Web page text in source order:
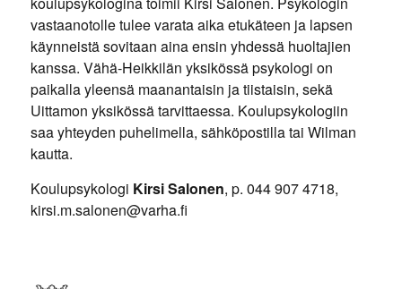
vastaanotolle tulee varata aika etukäteen ja lapsen
käynneistä sovitaan aina ensin yhdessä huoltajien
kanssa. Vähä-Heikkilän yksikössä psykologi on
paikalla yleensä maanantaisin ja tiistaisin, sekä
Uittamon yksikössä tarvittaessa. Koulupsykologiin
saa yhteyden puhelimella, sähköpostilla tai Wilman
kautta.
Koulupsykologi Kirsi Salonen, p. 044 907 4718,
kirsi.m.salonen@varha.fi